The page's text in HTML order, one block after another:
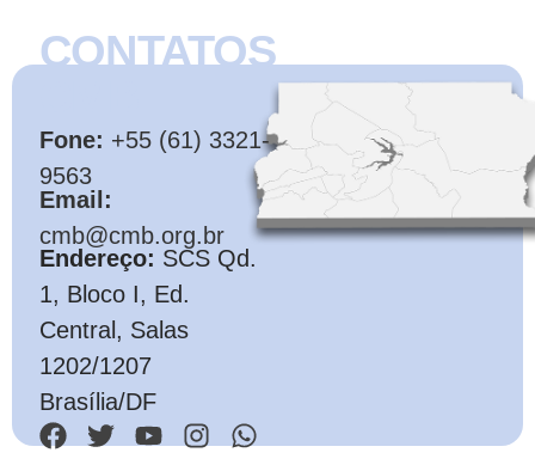
CONTATOS
Fone: +55 (61) 3321-
9563
Email:
cmb@cmb.org.br
Endereço: SCS Qd.
1, Bloco I, Ed.
Central, Salas
1202/1207
Brasília/DF